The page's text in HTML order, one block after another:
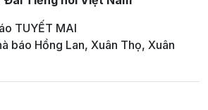
TUYẾT MAI
báo Hồng Lan, Xuân Thọ, Xuân